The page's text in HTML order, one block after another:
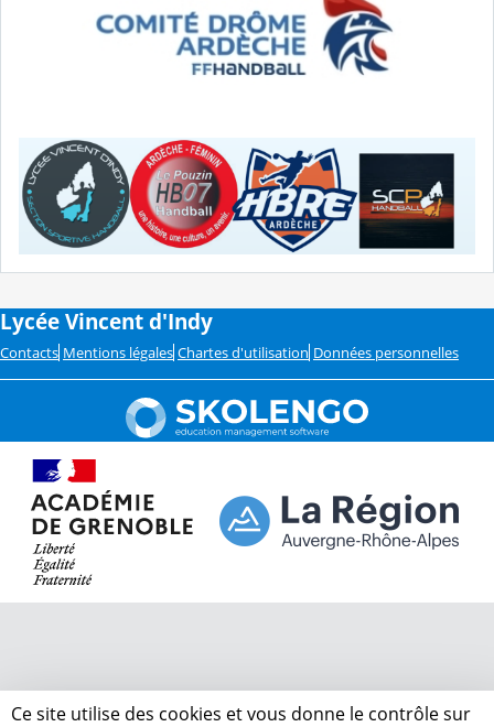
Lycée Vincent d'Indy
Contacts Mentions légales Chartes d'utilisation Données personnelles
Ce site utilise des cookies et vous donne le contrôle sur